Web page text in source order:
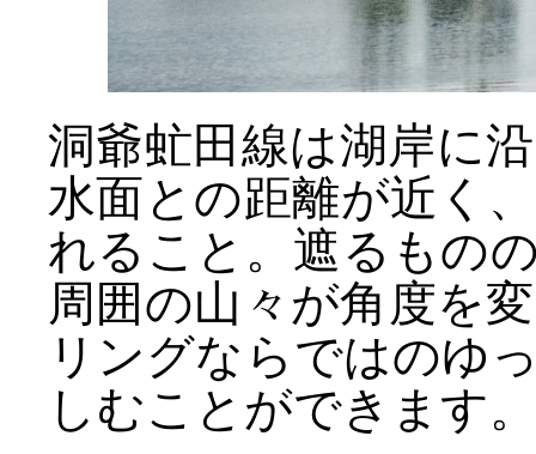
洞爺虻田線は湖岸に
水面との距離が近く
れること。遮るもの
周囲の山々が角度を
リングならではのゆ
しむことができます。